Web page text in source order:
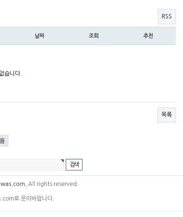
RSS
날짜 조회 추천
습니다.
목록
All rights reserved.
로 문의바랍니다.